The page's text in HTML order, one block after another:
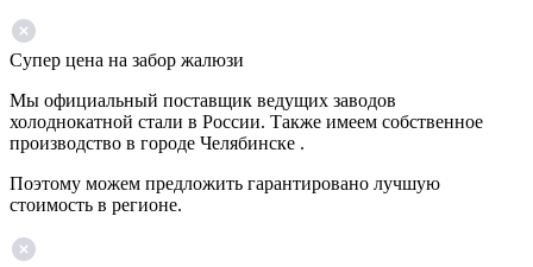
Супер цена на забор жалюзи
Мы официальный поставщик ведущих заводов
холоднокатной стали в России. Также имеем собственное
производство в городе Челябинске .
Поэтому можем предложить гарантировано лучшую
стоимость в регионе.